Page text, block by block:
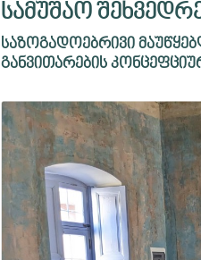
სამუშაო
საზოგადოებრივი
განვითარების